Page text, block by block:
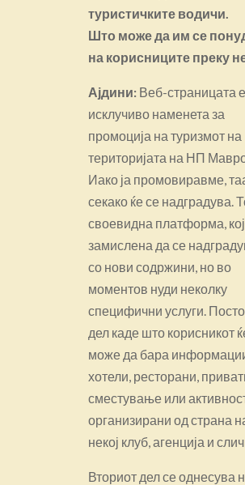
туристичките водичи.
Што може да им се
на корисниците преку
Ајдини: Веб-страницата е
исклучиво наменета за
промоција на туризмот на
територијата на НП
Иако ја промовиравме,
секако ќе се надградува.
своевидна платформа,
замислена да се
со нови содржини, но во
моментов нуди неколку
специфични услуги.
дел каде што корисникот
може да бара
хотели, ресторани,
сместување или
организирани од страна
некој клуб, агенција и
Вториот дел се однесува